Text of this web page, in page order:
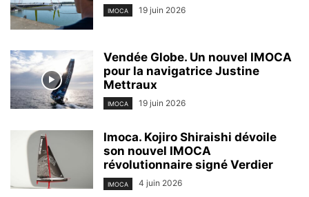
IMOCA 19 juin 2026
Vendée Globe. Un nouvel IMOCA
pour la navigatrice Justine
Mettraux
IMOCA 19 juin 2026
Imoca. Kojiro Shiraishi dévoile
son nouvel IMOCA
révolutionnaire signé Verdier
IMOCA 4 juin 2026